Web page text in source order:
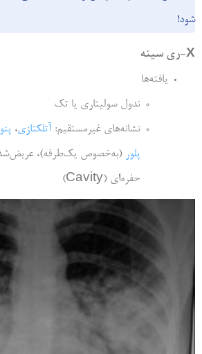
شود!
X-ری سینه
یافته‌­ها
ندول سولیتاری یا تک
نشانه‌­های غیرمستقیم: آتلکتازی،
پلور (به‌­خصوص یک­‌طرفه)،
حفره‌­ای (Cavity)